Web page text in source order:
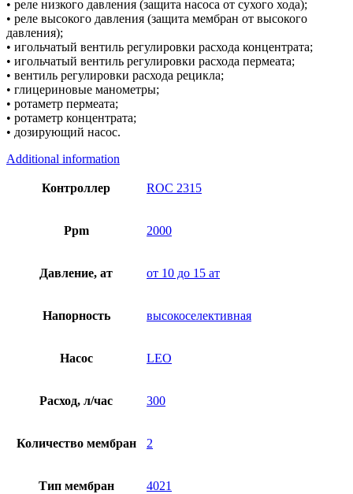
• реле низкого давления (защита насоса от сухого хода);
• реле высокого давления (защита мембран от высокого
давления);
• игольчатый вентиль регулировки расхода концентрата;
• игольчатый вентиль регулировки расхода пермеата;
• вентиль регулировки расхода рецикла;
• глицериновые манометры;
• ротаметр пермеата;
• ротаметр концентрата;
• дозирующий насос.
Additional information
Контроллер ROC 2315
Ppm 2000
Давление, ат от 10 до 15 ат
Напорность высокоселективная
Насос LEO
Расход, л/час 300
Количество мембран 2
Тип мембран 4021